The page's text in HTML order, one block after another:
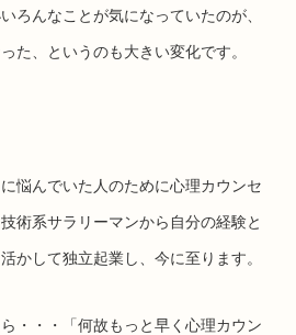
ろんなことが気になっていたのが、
た、というのも大きい変化です。
悩んでいた人のために心理カウンセ
術系サラリーマンから自分の経験と
かして独立起業し、今に至ります。
・・・「何故もっと早く心理カウン